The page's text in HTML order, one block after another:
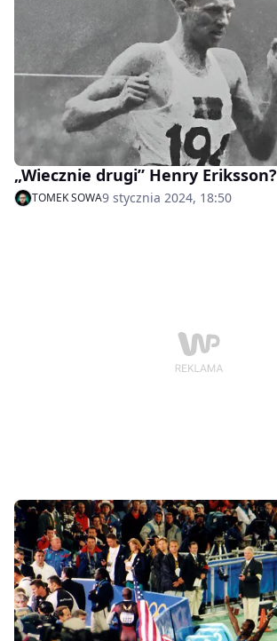
„Wiecznie drugi” Henry Eriksson?
TOMEK SOWA9 stycznia 2024, 18:50